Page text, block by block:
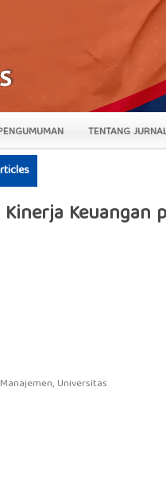
TENTANG
Keuangan
Universitas